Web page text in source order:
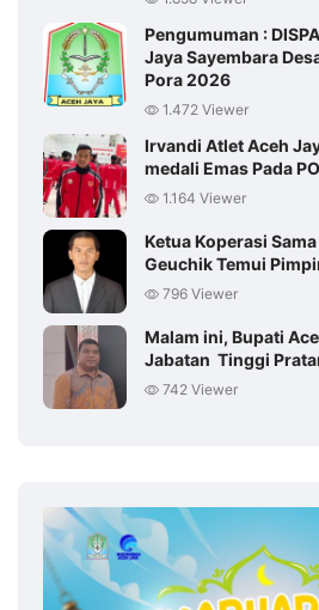
Pengumuman :
Jaya Sayembara
Pora 2026
1.472 Viewer
Irvandi Atlet Aceh
medali Emas Pada
1.164 Viewer
Ketua Koperasi
Geuchik Temui
796 Viewer
Malam ini, Bupati
Jabatan Tinggi
742 Viewer